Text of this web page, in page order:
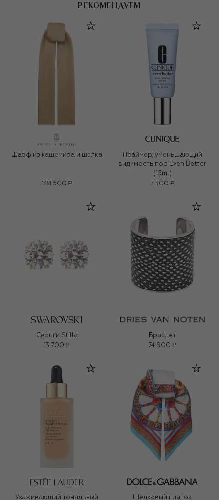
РЕКОМЕНДУЕМ
Шарф из кашемира и шелка
138 500 ₽
Праймер, уменьшающий
видимость пор Even Better
(15ml)
3 300 ₽
Серьги Stilla
13 700 ₽
Браслет
74 900 ₽
Ухаживающий тональный Шелковый платок